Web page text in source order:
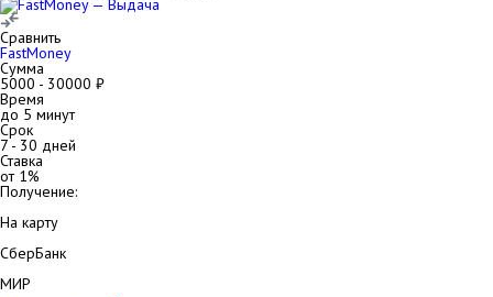
Сравнить
FastMoney
Сумма
5000 - 30000 ₽
Время
до 5 минут
Срок
7- 30 дней
Ставка
от 1%
Получение:
На карту
СберБанк
МИР